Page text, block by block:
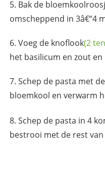
Bak de
omscheppend in 3â€“4
Voeg de knoflook(2
het basilicum en zout
Schep de pasta met
bloemkool en verwarm
Schep de pasta in 4
bestrooi met de rest van